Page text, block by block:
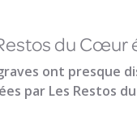
du Cœur
ont presque
par Les Restos